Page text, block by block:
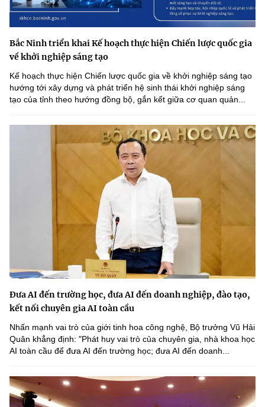
Bắc Ninh triển khai Kế hoạch thực hiện Chiến lược quốc gia
về khởi nghiệp sáng tạo
Kế hoạch thực hiện Chiến lược quốc gia về khởi nghiệp sáng tạo
hướng tới xây dựng và phát triển hệ sinh thái khởi nghiệp sáng
tạo của tỉnh theo hướng đồng bộ, gắn kết giữa cơ quan quản...
Đưa AI đến trường học, đưa AI đến doanh nghiệp, đào tạo,
kết nối chuyên gia AI toàn cầu
Nhấn mạnh vai trò của giới tinh hoa công nghệ, Bộ trưởng Vũ Hải
Quân khẳng định: "Phát huy vai trò của chuyên gia, nhà khoa học
AI toàn cầu để đưa AI đến trường học; đưa AI đến doanh...